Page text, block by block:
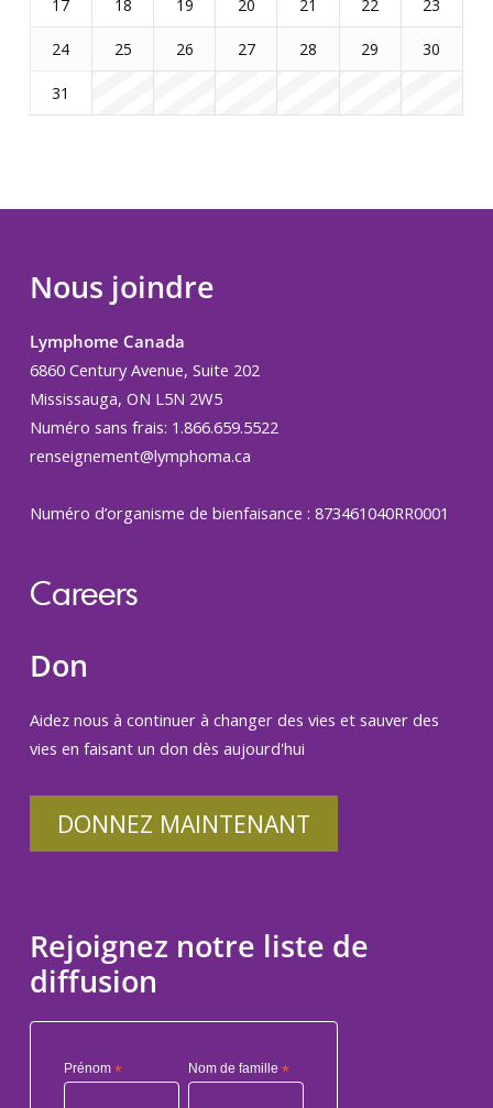
17 18 19 20 21 22 23
24 25 26 27 28 29 30
31
Nous joindre
Lymphome Canada
6860 Century Avenue, Suite 202
Mississauga, ON L5N 2W5
Numéro sans frais: 1.866.659.5522
renseignement@lymphoma.ca
Numéro d’organisme de bienfaisance : 873461040RR0001
Careers
Don
Aidez nous à continuer à changer des vies et sauver des
vies en faisant un don dès aujourd'hui
DONNEZ MAINTENANT
Rejoignez notre liste de
diffusion
Prénom * Nom de famille*